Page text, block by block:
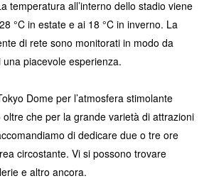
temperatura all’interno dello stadio viene
°C in estate e ai 18 °C in inverno. La
di rete sono monitorati in modo da
piacevole esperienza.
Dome per l’atmosfera stimolante
oltre che per la grande varietà di attrazioni
di dedicare due o tre ore
circostante. Vi si possono trovare
e altro ancora.